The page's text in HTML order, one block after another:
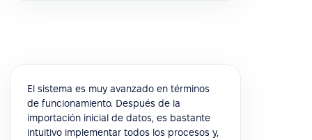
El sistema es muy avanzado en términos
de funcionamiento. Después de la
importación inicial de datos, es bastante
intuitivo implementar todos los procesos y,